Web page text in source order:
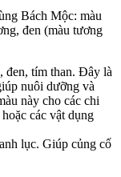
Bách Mộc: màu
đen (màu tương
đen, tím than. Đây là
nuôi dưỡng và
này cho các chi
các vật dụng
lục. Giúp củng cố